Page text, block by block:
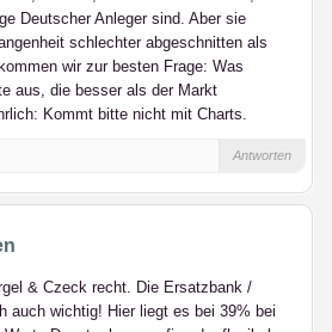
Deutscher Anleger sind. Aber sie
schlechter abgeschnitten als
wir zur besten Frage: Was
aus, die besser als der Markt
Kommt bitte nicht mit Charts.
Antworten
& Czeck recht. Die Ersatzbank /
auch wichtig! Hier liegt es bei 39% bei